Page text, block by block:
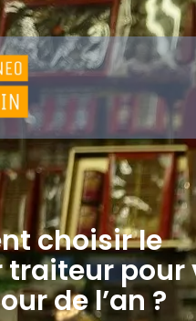
choisir le
traiteur pour
de l’an ?